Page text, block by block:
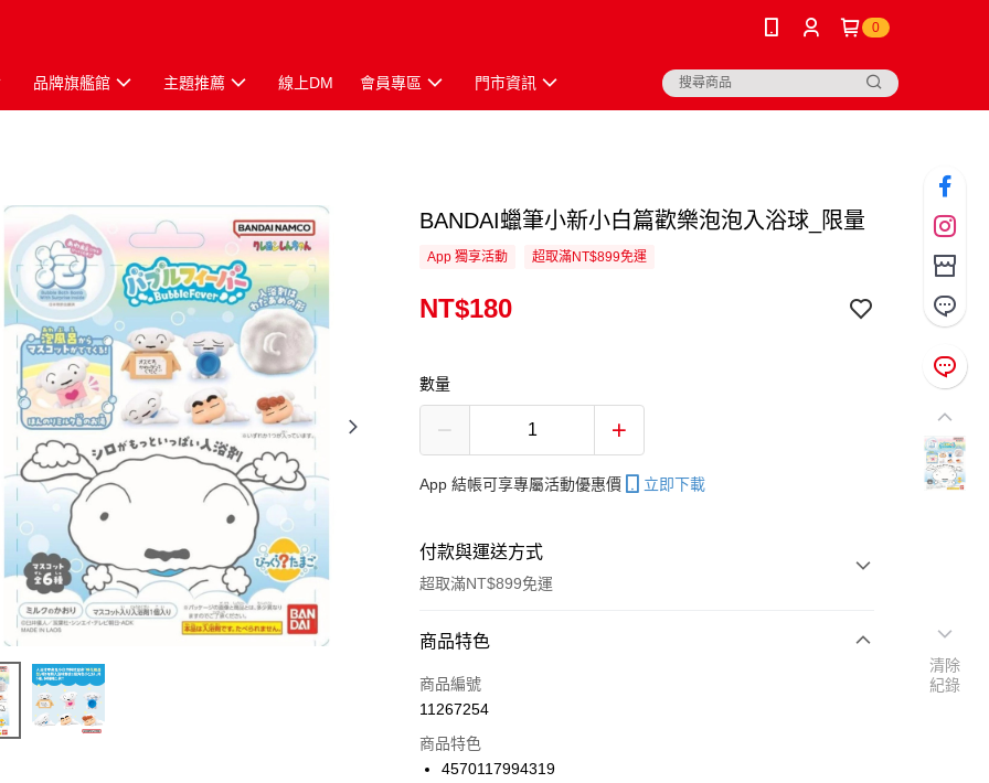
0
品牌旗艦館 主題推薦 線上DM 會員專區 門市資訊
BANDAI蠟筆小新小白篇歡樂泡泡入浴球_限量
App 獨享活動 超取滿NT$899免運
NT$180
數量
App 結帳可享專屬活動優惠價 立即下載
付款與運送方式
超取滿NT$899免運
付款方式
信用卡一次付款
商品特色
商品編號
11267254
商品特色
4570117994319
清除
紀錄